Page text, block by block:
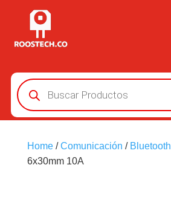
Búsqueda
de
productos
Home/Comunicación / Bluetooth
6x30mm 10A